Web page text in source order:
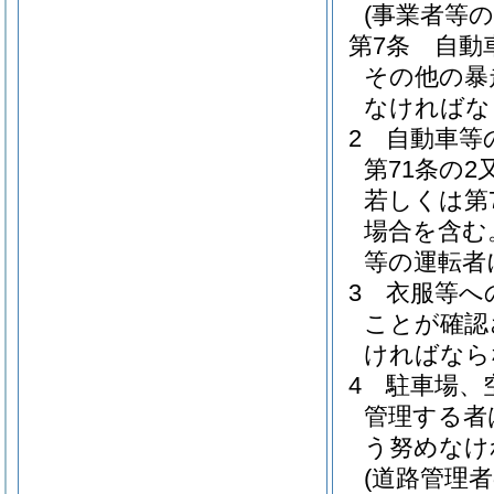
(事業者等
第7条
自動
その他の
なければ
2
自動車
第71条の2
若しくは第
場合を含む
等の運転
3
衣服等へ
ことが確
ければな
4
駐車場、
管理する
う努めな
(道路管理